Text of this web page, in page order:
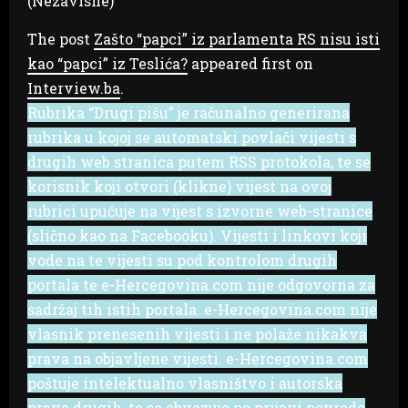
The post Zašto “papci” iz parlamenta RS nisu isti
kao “papci” iz Teslića? appeared first on
Interview.ba.
Rubrika “Drugi pišu” je računalno generirana
rubrika u kojoj se automatski povlači vijesti s
drugih web stranica putem RSS protokola, te se
korisnik koji otvori (klikne) vijest na ovoj
rubrici upućuje na vijest s izvorne web-stranice
(slično kao na Facebooku). Vijesti i linkovi koji
vode na te vijesti su pod kontrolom drugih
portala te e-Hercegovina.com nije odgovorna za
sadržaj tih istih portala. e-Hercegovina.com nije
vlasnik prenesenih vijesti i ne polaže nikakva
prava na objavljene vijesti. e-Hercegovina.com
poštuje intelektualno vlasništvo i autorska